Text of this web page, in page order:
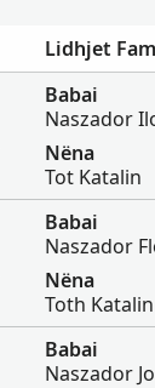
Lidhjet
Babai
Naszador
Nëna
Tot Katalin
Babai
Naszador
Nëna
Toth Katalin
Babai
Naszador